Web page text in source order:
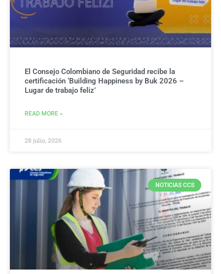
El Consejo Colombiano de Seguridad recibe la
certificación ‘Building Happiness by Buk 2026 –
Lugar de trabajo feliz’
READ MORE »
28 julio, 2026
NOTICIAS CCS